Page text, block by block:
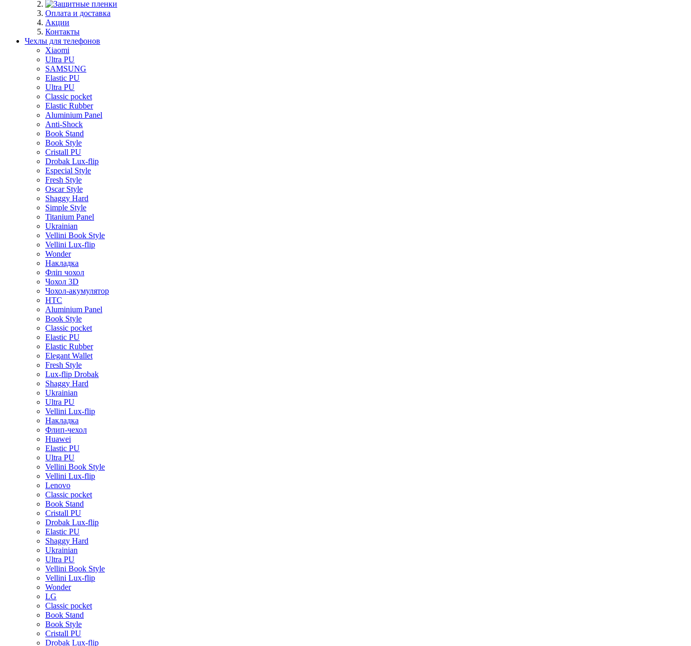
Оплата и доставка
Акции
Контакты
Чехлы для телефонов
Xiaomi
Ultra PU
SAMSUNG
Elastic PU
Ultra PU
Classic pocket
Elastic Rubber
Aluminium Panel
Anti-Shock
Book Stand
Book Style
Cristall PU
Drobak Lux-flip
Especial Style
Fresh Style
Oscar Style
Shaggy Hard
Simple Style
Titanium Panel
Ukrainian
Vellini Book Style
Vellini Lux-flip
Wonder
Накладка
Фліп чохол
Чохол 3D
Чохол-акумулятор
HTC
Aluminium Panel
Book Style
Classic pocket
Elastic PU
Elastic Rubber
Elegant Wallet
Fresh Style
Lux-flip Drobak
Shaggy Hard
Ukrainian
Ultra PU
Vellini Lux-flip
Накладка
Флип-чехол
Huawei
Elastic PU
Ultra PU
Vellini Book Style
Vellini Lux-flip
Lenovo
Classic pocket
Book Stand
Cristall PU
Drobak Lux-flip
Elastic PU
Shaggy Hard
Ukrainian
Ultra PU
Vellini Book Style
Vellini Lux-flip
Wonder
LG
Classic pocket
Book Stand
Book Style
Cristall PU
Drobak Lux-flip